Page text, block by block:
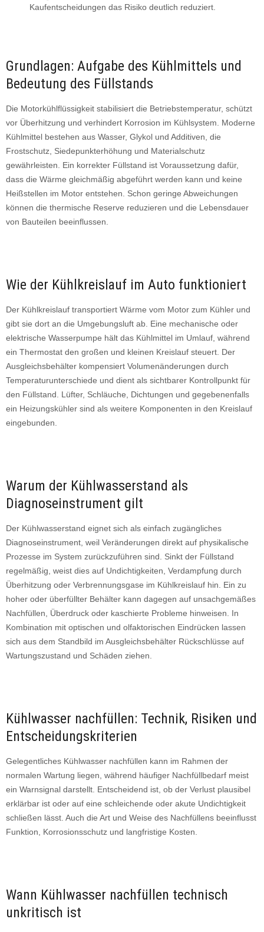
Kaufentscheidungen das Risiko deutlich reduziert.
Grundlagen: Aufgabe des Kühlmittels und
Bedeutung des Füllstands
Die Motorkühlflüssigkeit stabilisiert die Betriebstemperatur, schützt
vor Überhitzung und verhindert Korrosion im Kühlsystem. Moderne
Kühlmittel bestehen aus Wasser, Glykol und Additiven, die
Frostschutz, Siedepunkterhöhung und Materialschutz
gewährleisten. Ein korrekter Füllstand ist Voraussetzung dafür,
dass die Wärme gleichmäßig abgeführt werden kann und keine
Heißstellen im Motor entstehen. Schon geringe Abweichungen
können die thermische Reserve reduzieren und die Lebensdauer
von Bauteilen beeinflussen.
Wie der Kühlkreislauf im Auto funktioniert
Der Kühlkreislauf transportiert Wärme vom Motor zum Kühler und
gibt sie dort an die Umgebungsluft ab. Eine mechanische oder
elektrische Wasserpumpe hält das Kühlmittel im Umlauf, während
ein Thermostat den großen und kleinen Kreislauf steuert. Der
Ausgleichsbehälter kompensiert Volumenänderungen durch
Temperaturunterschiede und dient als sichtbarer Kontrollpunkt für
den Füllstand. Lüfter, Schläuche, Dichtungen und gegebenenfalls
ein Heizungskühler sind als weitere Komponenten in den Kreislauf
eingebunden.
Warum der Kühlwasserstand als
Diagnoseinstrument gilt
Der Kühlwasserstand eignet sich als einfach zugängliches
Diagnoseinstrument, weil Veränderungen direkt auf physikalische
Prozesse im System zurückzuführen sind. Sinkt der Füllstand
regelmäßig, weist dies auf Undichtigkeiten, Verdampfung durch
Überhitzung oder Verbrennungsgase im Kühlkreislauf hin. Ein zu
hoher oder überfüllter Behälter kann dagegen auf unsachgemäßes
Nachfüllen, Überdruck oder kaschierte Probleme hinweisen. In
Kombination mit optischen und olfaktorischen Eindrücken lassen
sich aus dem Standbild im Ausgleichsbehälter Rückschlüsse auf
Wartungszustand und Schäden ziehen.
Kühlwasser nachfüllen: Technik, Risiken und
Entscheidungskriterien
Gelegentliches Kühlwasser nachfüllen kann im Rahmen der
normalen Wartung liegen, während häufiger Nachfüllbedarf meist
ein Warnsignal darstellt. Entscheidend ist, ob der Verlust plausibel
erklärbar ist oder auf eine schleichende oder akute Undichtigkeit
schließen lässt. Auch die Art und Weise des Nachfüllens beeinflusst
Funktion, Korrosionsschutz und langfristige Kosten.
Wann Kühlwasser nachfüllen technisch
unkritisch ist